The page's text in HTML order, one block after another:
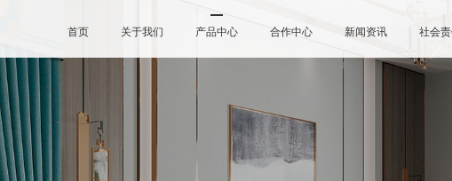
首页 关于我们 产品中心 合作中心 新闻资讯 社会